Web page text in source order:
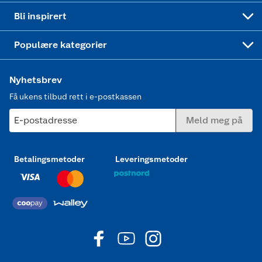
Bli inspirert
Populære kategorier
Nyhetsbrev
Få ukens tilbud rett i e-postkassen
E-postadresse Meld meg på
Betalingsmetoder Leveringsmetoder